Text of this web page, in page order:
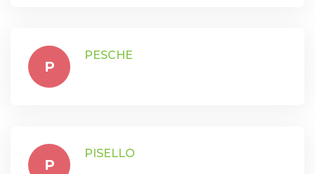
P
PESCHE
P
PISELLO